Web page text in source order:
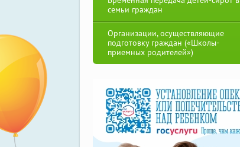
семьи граждан
Организации, осуществляющие
подготовку граждан («Школы-
приемных родителей»)